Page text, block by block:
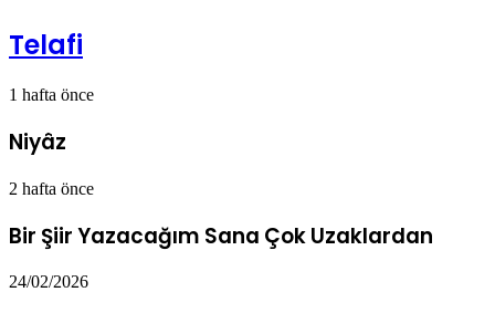
Telafi
1 hafta önce
Niyâz
2 hafta önce
Bir Şiir Yazacağım Sana Çok Uzaklardan
24/02/2026